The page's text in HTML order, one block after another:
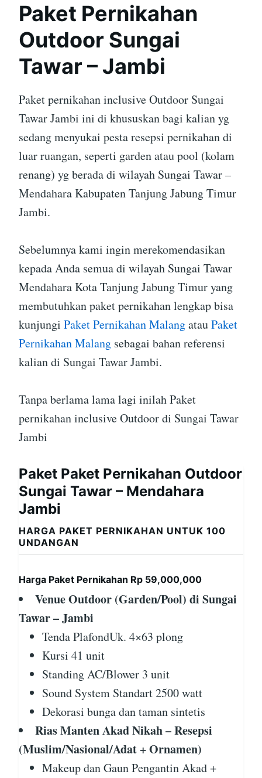
Paket Pernikahan
Outdoor Sungai
Tawar – Jambi
Paket pernikahan inclusive Outdoor Sungai
Tawar Jambi ini di khususkan bagi kalian yg
sedang menyukai pesta resepsi pernikahan di
luar ruangan, seperti garden atau pool (kolam
renang) yg berada di wilayah Sungai Tawar –
Mendahara Kabupaten Tanjung Jabung Timur
Jambi.
Sebelumnya kami ingin merekomendasikan
kepada Anda semua di wilayah Sungai Tawar
Mendahara Kota Tanjung Jabung Timur yang
membutuhkan paket pernikahan lengkap bisa
kunjungi Paket Pernikahan MalangatauPaket
Pernikahan Malang sebagai bahan referensi
kalian di Sungai Tawar Jambi.
Tanpa berlama lama lagi inilah Paket
pernikahan inclusive Outdoor di Sungai Tawar
Jambi
Paket Paket Pernikahan Outdoor
Sungai Tawar – Mendahara
Jambi
HARGA PAKET PERNIKAHAN UNTUK 100
UNDANGAN
Harga Paket Pernikahan Rp 59,000,000
Venue Outdoor (Garden/Pool) di Sungai
Tawar – Jambi
Tenda PlafondUk. 4×63 plong
Kursi 41 unit
Standing AC/Blower 3 unit
Sound System Standart 2500 watt
Dekorasi bunga dan taman sintetis
Rias Manten Akad Nikah – Resepsi
(Muslim/Nasional/Adat + Ornamen)
Makeup dan Gaun Pengantin Akad +